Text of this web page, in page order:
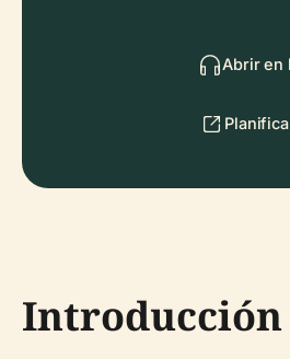
Abrir en
Introducción